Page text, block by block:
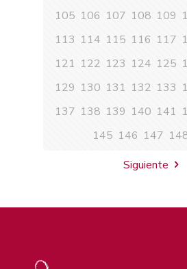
105 106 107 108 109
113 114 115 116 117
121 122 123 124 125
129 130 131 132 133
137 138 139 140 141
145 146 147
Siguiente